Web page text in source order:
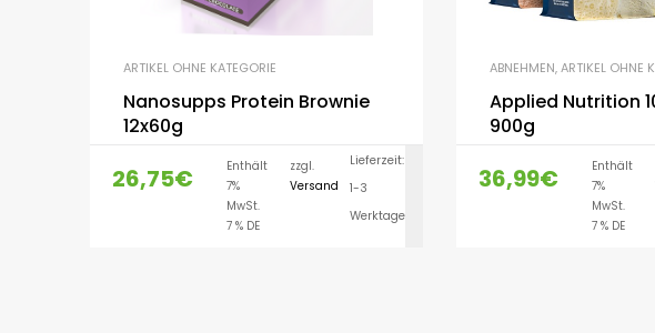
ARTIKEL OHNE KATEGORIE
Nanosupps Protein Brownie
12x60g
26,75€
Enthält
7%
MwSt.
7 % DE
zzgl.
Versand
Lieferzeit:
1-3
Werktage
AUSFÜHRUNG
ABNEHMEN,ARTIKEL OHNE
Applied Nutrition
900g
36,99€
Enthält
7%
MwSt.
7 % DE